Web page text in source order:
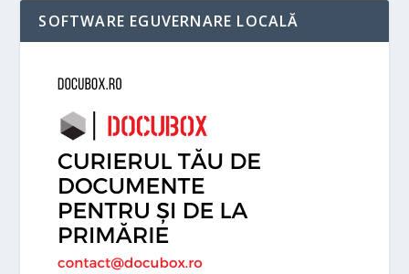
SOFTWARE EGUVERNARE LOCALĂ